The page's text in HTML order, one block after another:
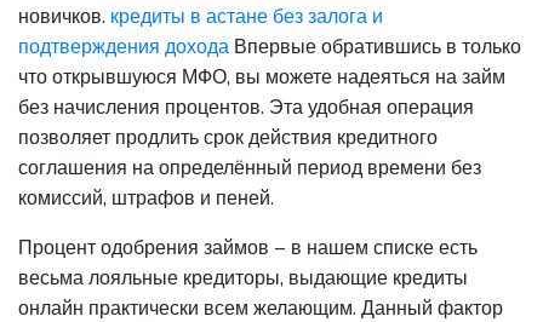
новичков. кредиты в астане без залога и
подтверждения дохода Впервые обратившись в только
что открывшуюся МФО, вы можете надеяться на займ
без начисления процентов. Эта удобная операция
позволяет продлить срок действия кредитного
соглашения на определённый период времени без
комиссий, штрафов и пеней.
Процент одобрения займов – в нашем списке есть
весьма лояльные кредиторы, выдающие кредиты
онлайн практически всем желающим. Данный фактор